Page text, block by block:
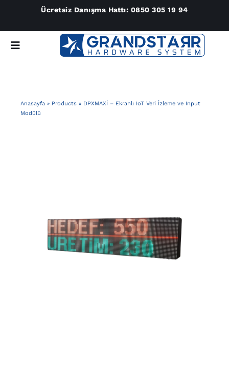
Ücretsiz Danışma Hattı: 0850 305 19 94
Toggle
Blog
Anasayfa» Products» DPXMAXİ – Ekranlı IoT Veri İzleme ve Input
Modülü